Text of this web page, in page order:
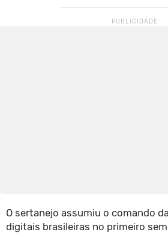
O sertanejo assumiu o comando
digitais brasileiras no primeiro